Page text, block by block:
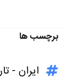
برچسب ها
ایران - تاریخ -